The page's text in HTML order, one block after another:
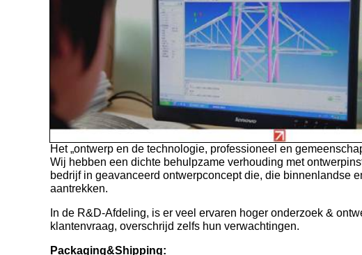
Het „ontwerp en de technologie, professioneel en
Wij hebben een dichte behulpzame verhouding met
bedrijf in geavanceerd ontwerpconcept die, die binnenlandse
aantrekken.
In de R&D-Afdeling, is er veel ervaren hoger onderzoek &
klantenvraag, overschrijd zelfs hun verwachtingen.
Packaging&Shipping: